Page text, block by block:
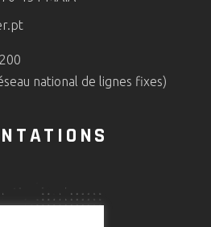
national de lignes fixes)